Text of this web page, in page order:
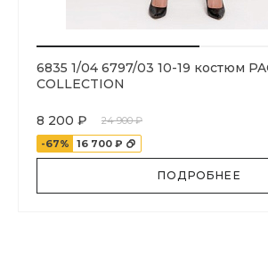
6835 1/04 6797/03 10-19 костюм
COLLECTION
8 200 ₽
24 900 ₽
-67%
16 700 ₽
ПОДРОБНЕЕ